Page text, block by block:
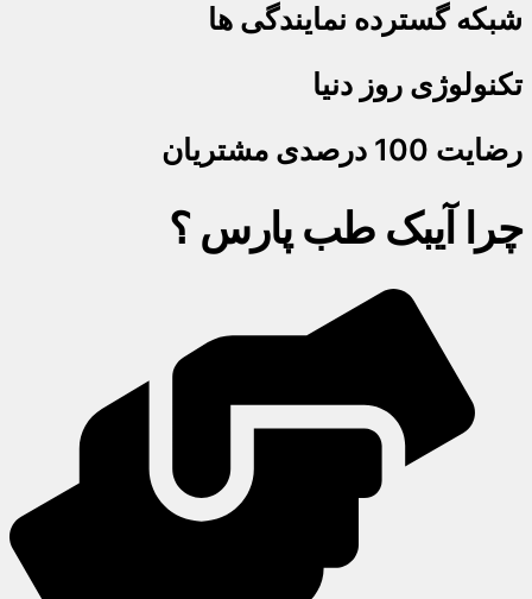
شبکه گسترده نمایندگی ها
تکنولوژی روز دنیا
رضایت 100 درصدی مشتریان
چرا آیبک طب پارس ؟